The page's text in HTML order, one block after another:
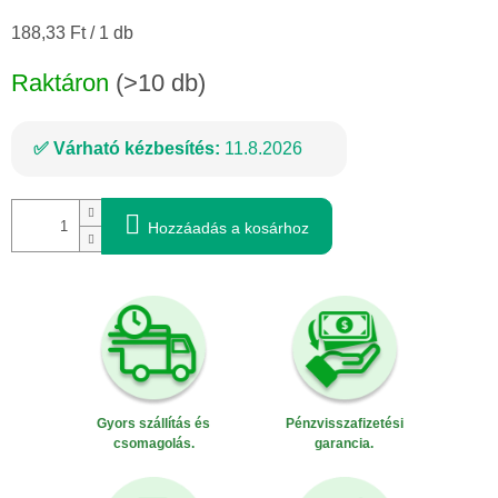
Egységár:
188,33 Ft / 1 db
Raktáron (>10 db)
Várható kézbesítés: 11.8.2026
Hozzáadás a kosárhoz
Gyors szállítás és
csomagolás.
Pénzvisszafizetési
garancia.